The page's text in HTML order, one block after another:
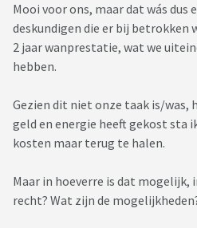
Mooi voor ons, maar dat wás dus
deskundigen die er bij betrokken
2 jaar wanprestatie, wat we
hebben.
Gezien dit niet onze taak is/
geld en energie heeft gekost sta
kosten maar terug te halen.
Maar in hoeverre is dat mogelijk,
recht? Wat zijn de